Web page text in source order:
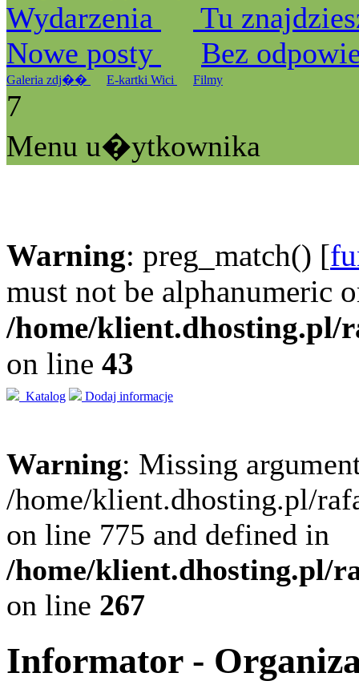
Wydarzenia
Tu
Nowe posty
Bez
Galeria zdj�� E-kartki Wici Filmy
7
Menu u�ytkownika
Warning: preg_match() [
must not be alphanumeric
/home/klient.dhosting.pl/
on line 43
Katalog Dodaj informacje
Warning: Missing
/home/klient.dhosting.pl/
on line 775 and defined in
/home/klient.dhosting.pl/
on line 267
Informator -